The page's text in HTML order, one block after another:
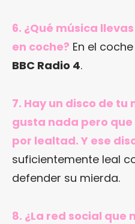
6. ¿Qué música
en coche? En el
BBC Radio 4.
7. Hay un disco de
gusta nada pero
por lealtad. Y ese
suficientemente leal
defender su mierda.
8. ¿La red social que